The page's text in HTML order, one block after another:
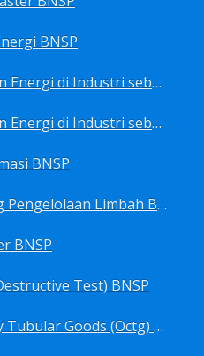
BNSP
Sertifikasi Manajemen Energi di Industri sebagai Auditor BNSP
Sertifikasi Manajemen Energi di Industri sebagai Manager Energy BNSP
BNSP
Sertifikasi Monitoring Pengelolaan Limbah B3 BNSP
BNSP
Test) BNSP
Sertifikasi Oil Country Tubular Goods (Octg) BNSP